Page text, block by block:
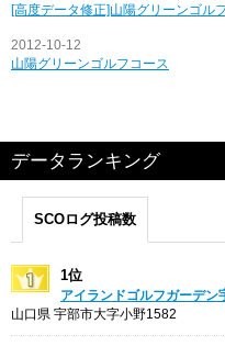
[高度データ修正]山陽グリーンゴル
2012-10-12
山陽グリーンゴルフコース
データランキング
SCOログ投稿数
1位
アイランドゴルフガーデン
山口県 宇部市大字小野1582